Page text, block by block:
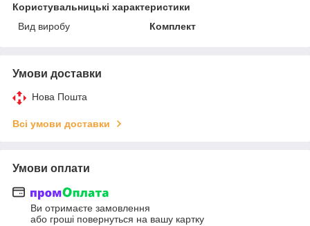
Користувальницькі характеристики
Вид виробу
Комплект
Умови доставки
Нова Пошта
Всі умови доставки
Умови оплати
Ви отримаєте замовлення
або гроші повернуться на вашу картку